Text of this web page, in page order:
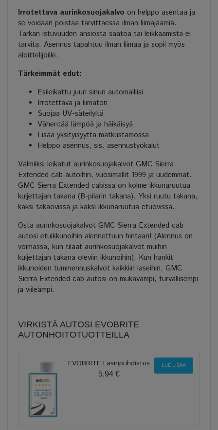
Irrotettava aurinkosuojakalvo on helppo asentaa ja
se voidaan poistaa tarvittaessa ilman liimajäämiä.
Tarkan istuvuuden ansiosta säätöä tai leikkaamista ei
tarvita. Asennus tapahtuu ilman liimaa ja sopii myös
aloittelijoille.
Tärkeimmät edut:
Esileikattu juuri sinun automalliisi
Irrotettava ja liimaton
Suojaa UV-säteilyltä
Vähentää lämpöä ja häikäisyä
Lisää yksityisyyttä matkustamossa
Helppo asennus, sis. asennustyökalut
Valmiiksi leikatut aurinkosuojakalvot GMC Sierra
Extended cab autoihin, vuosimallit 1999 ja uudemmat.
GMC Sierra Extended cabissa on kolme ikkunaruutua
kuljettajan takana (B-pilarin takana). Yksi ruutu takana,
kaksi takaovissa ja kaksi ikkunaruutua etuovissa.
Osta aurinkosuojakalvot GMC Sierra Extended cab
autosi etuikkunoihin alennettuun hintaan! (Alennus on
voimassa, kun tilaat aurinkosuojakalvot muihin
kuljettajan takana oleviin ikkunoihin). Kun hankit
ikkunoiden tummennuskalvot kaikkiin laseihin, GMC
Sierra Extended cab autosi on mukavampi, turvallisempi
ja viileämpi.
VIRKISTÄ AUTOSI EVOBRITE
AUTONHOITOTUOTTEILLA
EVOBRITE Lasinpuhdistus
5,94 €
LUE LISÄÄ